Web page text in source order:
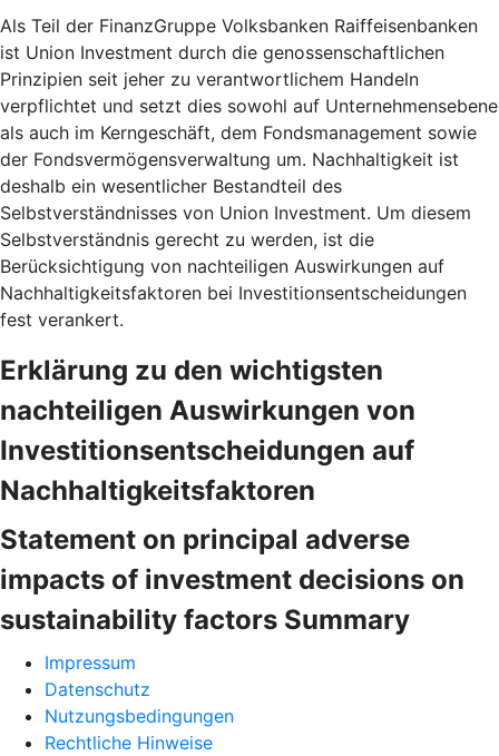
Als Teil der FinanzGruppe Volksbanken Raiffeisenbanken
ist Union Investment durch die genossenschaftlichen
Prinzipien seit jeher zu verantwortlichem Handeln
verpflichtet und setzt dies sowohl auf Unternehmensebene
als auch im Kerngeschäft, dem Fondsmanagement sowie
der Fondsvermögensverwaltung um. Nachhaltigkeit ist
deshalb ein wesentlicher Bestandteil des
Selbstverständnisses von Union Investment. Um diesem
Selbstverständnis gerecht zu werden, ist die
Berücksichtigung von nachteiligen Auswirkungen auf
Nachhaltigkeitsfaktoren bei Investitionsentscheidungen
fest verankert.
Erklärung zu den wichtigsten
nachteiligen Auswirkungen von
Investitionsentscheidungen auf
Nachhaltigkeitsfaktoren
Statement on principal adverse
impacts of investment decisions on
sustainability factors Summary
Impressum
Datenschutz
Nutzungsbedingungen
Rechtliche Hinweise